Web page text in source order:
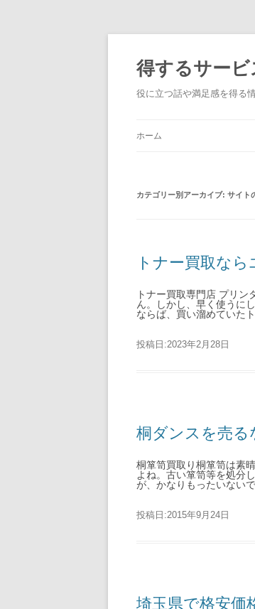
得するサービ
役に立つ話や満足感を得る
ホーム
カテゴリー別アーカイブ: サイト
トナー買取な
トナー買取専門店 プリ
ん。しかし、早く使うに
ならば、買い溜めていた
投稿日:2023年2月28日
桐ダンスを売る
桐箪笥買取り桐箪笥は素
よね。古い箪笥等を処分
が、かなりもったいない
投稿日:2015年9月24日
埼玉県で格安価